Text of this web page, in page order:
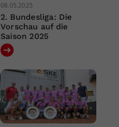
08.05.2025
2. Bundesliga: Die
Vorschau auf die
Saison 2025